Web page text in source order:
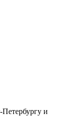
Петербургу и